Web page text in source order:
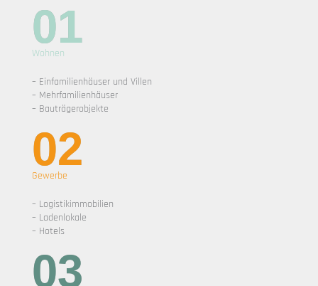
01
Wohnen
– Einfamilienhäuser und Villen
– Mehrfamilienhäuser
– Bauträgerobjekte
02
Gewerbe
– Logistikimmobilien
– Ladenlokale
– Hotels
03